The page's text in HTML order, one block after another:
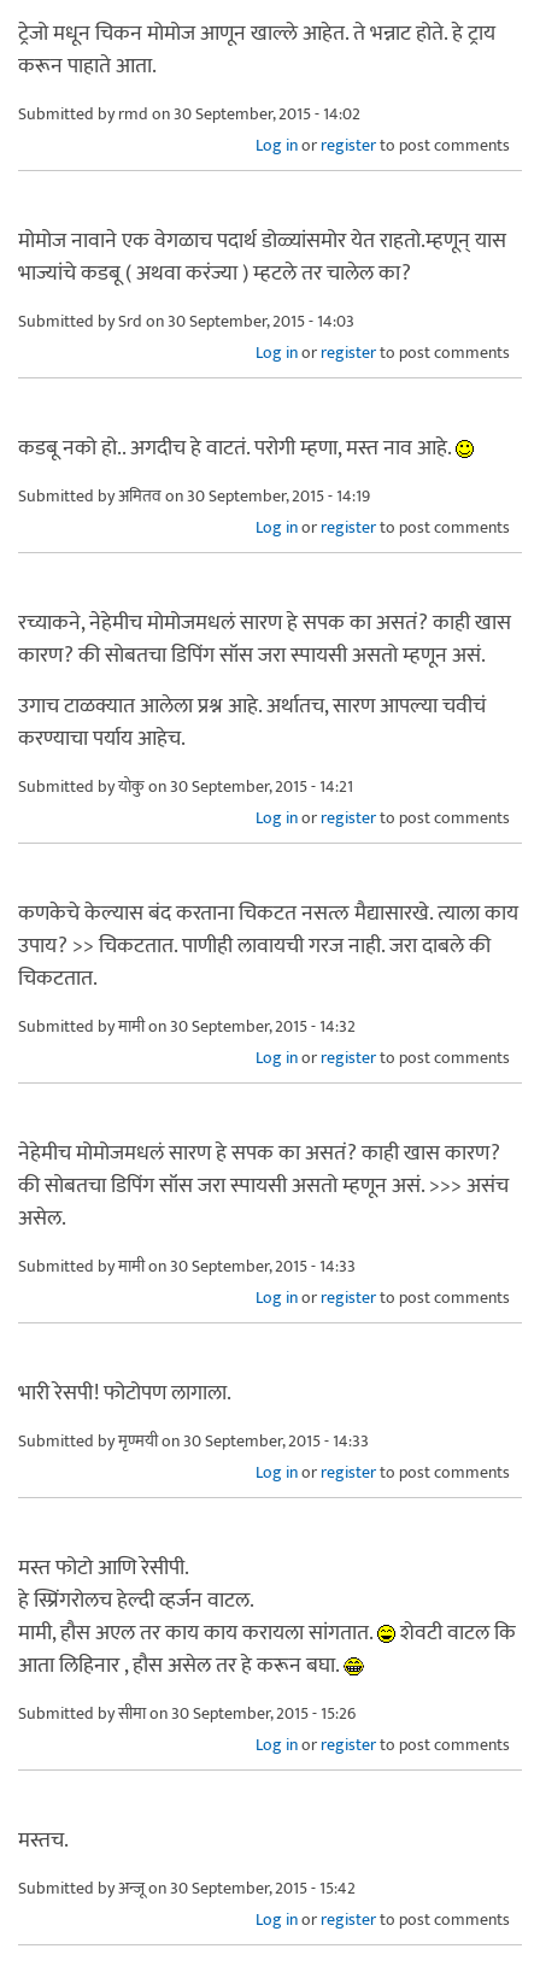
ट्रेजो मधून चिकन मोमोज आणून खाल्ले आहेत. ते भन्नाट होते. हे ट्राय
करून पाहाते आता.
Submitted byrmdon 30 September, 2015 - 14:02
Log inorregisterto post comments
मोमोज नावाने एक वेगळाच पदार्थ डोळ्यांसमोर येत राहतो.म्हणून् यास
भाज्यांचे कडबू ( अथवा करंज्या ) म्हटले तर चालेल का?
Submitted bySrdon 30 September, 2015 - 14:03
Log inorregisterto post comments
कडबू नको हो.. अगदीच हे वाटतं. परोगी म्हणा, मस्त नाव आहे.
Submitted byअमितवon 30 September, 2015 - 14:19
Log inorregisterto post comments
रच्याकने, नेहेमीच मोमोजमधलं सारण हे सपक का असतं? काही खास
कारण? की सोबतचा डिपिंग सॉस जरा स्पायसी असतो म्हणून असं.
उगाच टाळक्यात आलेला प्रश्न आहे. अर्थातच, सारण आपल्या चवीचं
करण्याचा पर्याय आहेच.
Submitted byयोकुon 30 September, 2015 - 14:21
Log inorregisterto post comments
कणकेचे केल्यास बंद करताना चिकटत नसत्ल मैद्यासारखे. त्याला काय
उपाय? >> चिकटतात. पाणीही लावायची गरज नाही. जरा दाबले की
चिकटतात.
Submitted byमामीon 30 September, 2015 - 14:32
Log inorregisterto post comments
नेहेमीच मोमोजमधलं सारण हे सपक का असतं? काही खास कारण?
की सोबतचा डिपिंग सॉस जरा स्पायसी असतो म्हणून असं. >>> असंच
असेल.
Submitted byमामीon 30 September, 2015 - 14:33
Log inorregisterto post comments
भारी रेसपी! फोटोपण लागाला.
Submitted byमृण्मयीon 30 September, 2015 - 14:33
Log inorregisterto post comments
मस्त फोटो आणि रेसीपी.
हे स्प्रिंगरोलच हेल्दी व्हर्जन वाटल.
मामी, हौस अएल तर काय काय करायला सांगतात.
शेवटी वाटल कि
आता लिहिनार , हौस असेल तर हे करून बघा.
Submitted byसीमाon 30 September, 2015 - 15:26
Log inorregisterto post comments
मस्तच.
Submitted byअन्जूon 30 September, 2015 - 15:42
Log inorregisterto post comments